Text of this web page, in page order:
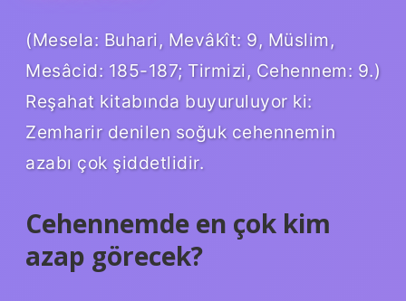
(Mesela: Buhari, Mevâkît: 9, Müslim,
Mesâcid: 185-187; Tirmizi, Cehennem: 9.)
Reşahat kitabında buyuruluyor ki:
Zemharir denilen soğuk cehennemin
azabı çok şiddetlidir.
Cehennemde en çok kim
azap görecek?